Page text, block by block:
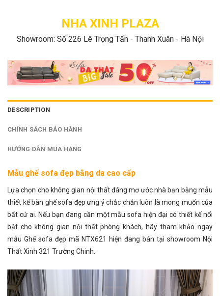
NHA XINH PLAZA
Showroom: Số 226 Lê Trọng Tấn - Thanh Xuân - Hà Nội
DESCRIPTION
CHÍNH SÁCH BẢO HÀNH
HƯỚNG DẪN MUA HÀNG
Mẫu ghế sofa đẹp bằng da cao cấp
Lựa chọn cho không gian nội thất đáng mơ ước nhà bạn bằng mẫu
thiết kế bàn ghế sofa đẹp ưng ý chắc chắn luôn là mong muốn của
bất cứ ai. Nếu bạn đang cần một mẫu sofa hiện đại có thiết kế nổi
bật cho không gian nội thất phòng khách, hãy tham khảo ngay
mẫu Ghế sofa đẹp mã NTX621 hiện đang bán tại showroom Nội
Thất Xinh 321 Trường Chinh.